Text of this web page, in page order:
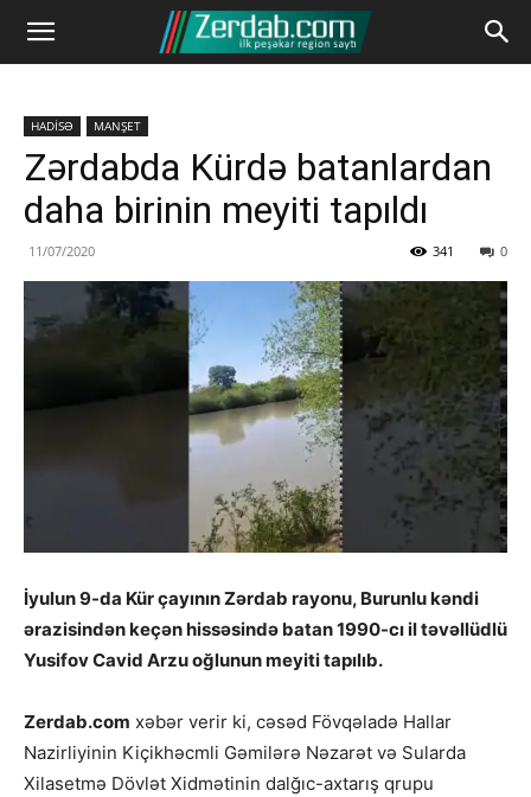
HADİSƏ MANŞET
Zərdabda Kürdə batanlardan
daha birinin meyiti tapıldı
11/07/2020 0
341
İyulun 9-da Kür çayının Zərdab rayonu, Burunlu kəndi
ərazisindən keçən hissəsində batan 1990-cı il təvəllüdlü
Yusifov Cavid Arzu oğlunun meyiti tapılıb.
Zerdab.com xəbər verir ki, cəsəd Fövqəladə Hallar
Nazirliyinin Kiçikhəcmli Gəmilərə Nəzarət və Sularda
Xilasetmə Dövlət Xidmətinin dalğıc-axtarış qrupu